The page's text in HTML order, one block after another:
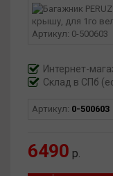
Интернет-
Склад в СПб
Артикул: 0-500603
6490 р.